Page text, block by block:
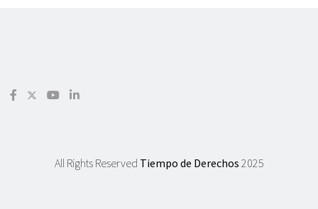
All Rights Reserved Tiempo de Derechos 2025